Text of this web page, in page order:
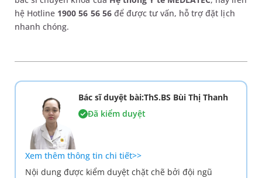
hệ Hotline 1900 56 56 56để được tư vấn, hỗ trợ đặt lịch
nhanh chóng.
Bác sĩ duyệt bài:ThS.BS Bùi Thị Thanh
Đã kiểm duyệt
Xem thêm thông tin chi tiết>>
Nội dung được kiểm duyệt chặt chẽ bởi đội ngũ